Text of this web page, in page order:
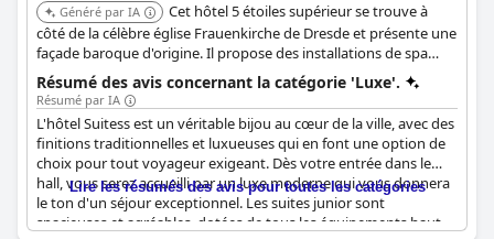
Généré par IA
Cet hôtel 5 étoiles supérieur se trouve à
côté de la célèbre église Frauenkirche de Dresde et présente une
façade baroque d'origine. Il propose des installations de spa
élégantes et une connexion Wi-Fi gratuite. Les chambres
insonorisées sont décorées dans un style classique, offrant un
séjour luxueux et confortable au cœur de la ville.
Résumé des avis concernant la catégorie 'Luxe'.
Résumé par IA
L'hôtel Suitess est un véritable bijou au cœur de la ville, avec des
finitions traditionnelles et luxueuses qui en font une option de
choix pour tout voyageur exigeant. Dès votre entrée dans le
hall, vous serez accueilli par un luxe moderne qui vous donnera
le ton d'un séjour exceptionnel. Les suites junior sont
spacieuses et agréables, dotées de tous les équipements haut
Lire les résumés des avis pour toutes les catégories